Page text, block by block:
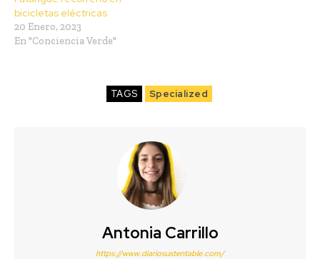
bicicletas eléctricas
20 Enero, 2023
En "Conciencia Verde"
TAGS Specialized
Antonia Carrillo
https://www.diariosustentable.com/